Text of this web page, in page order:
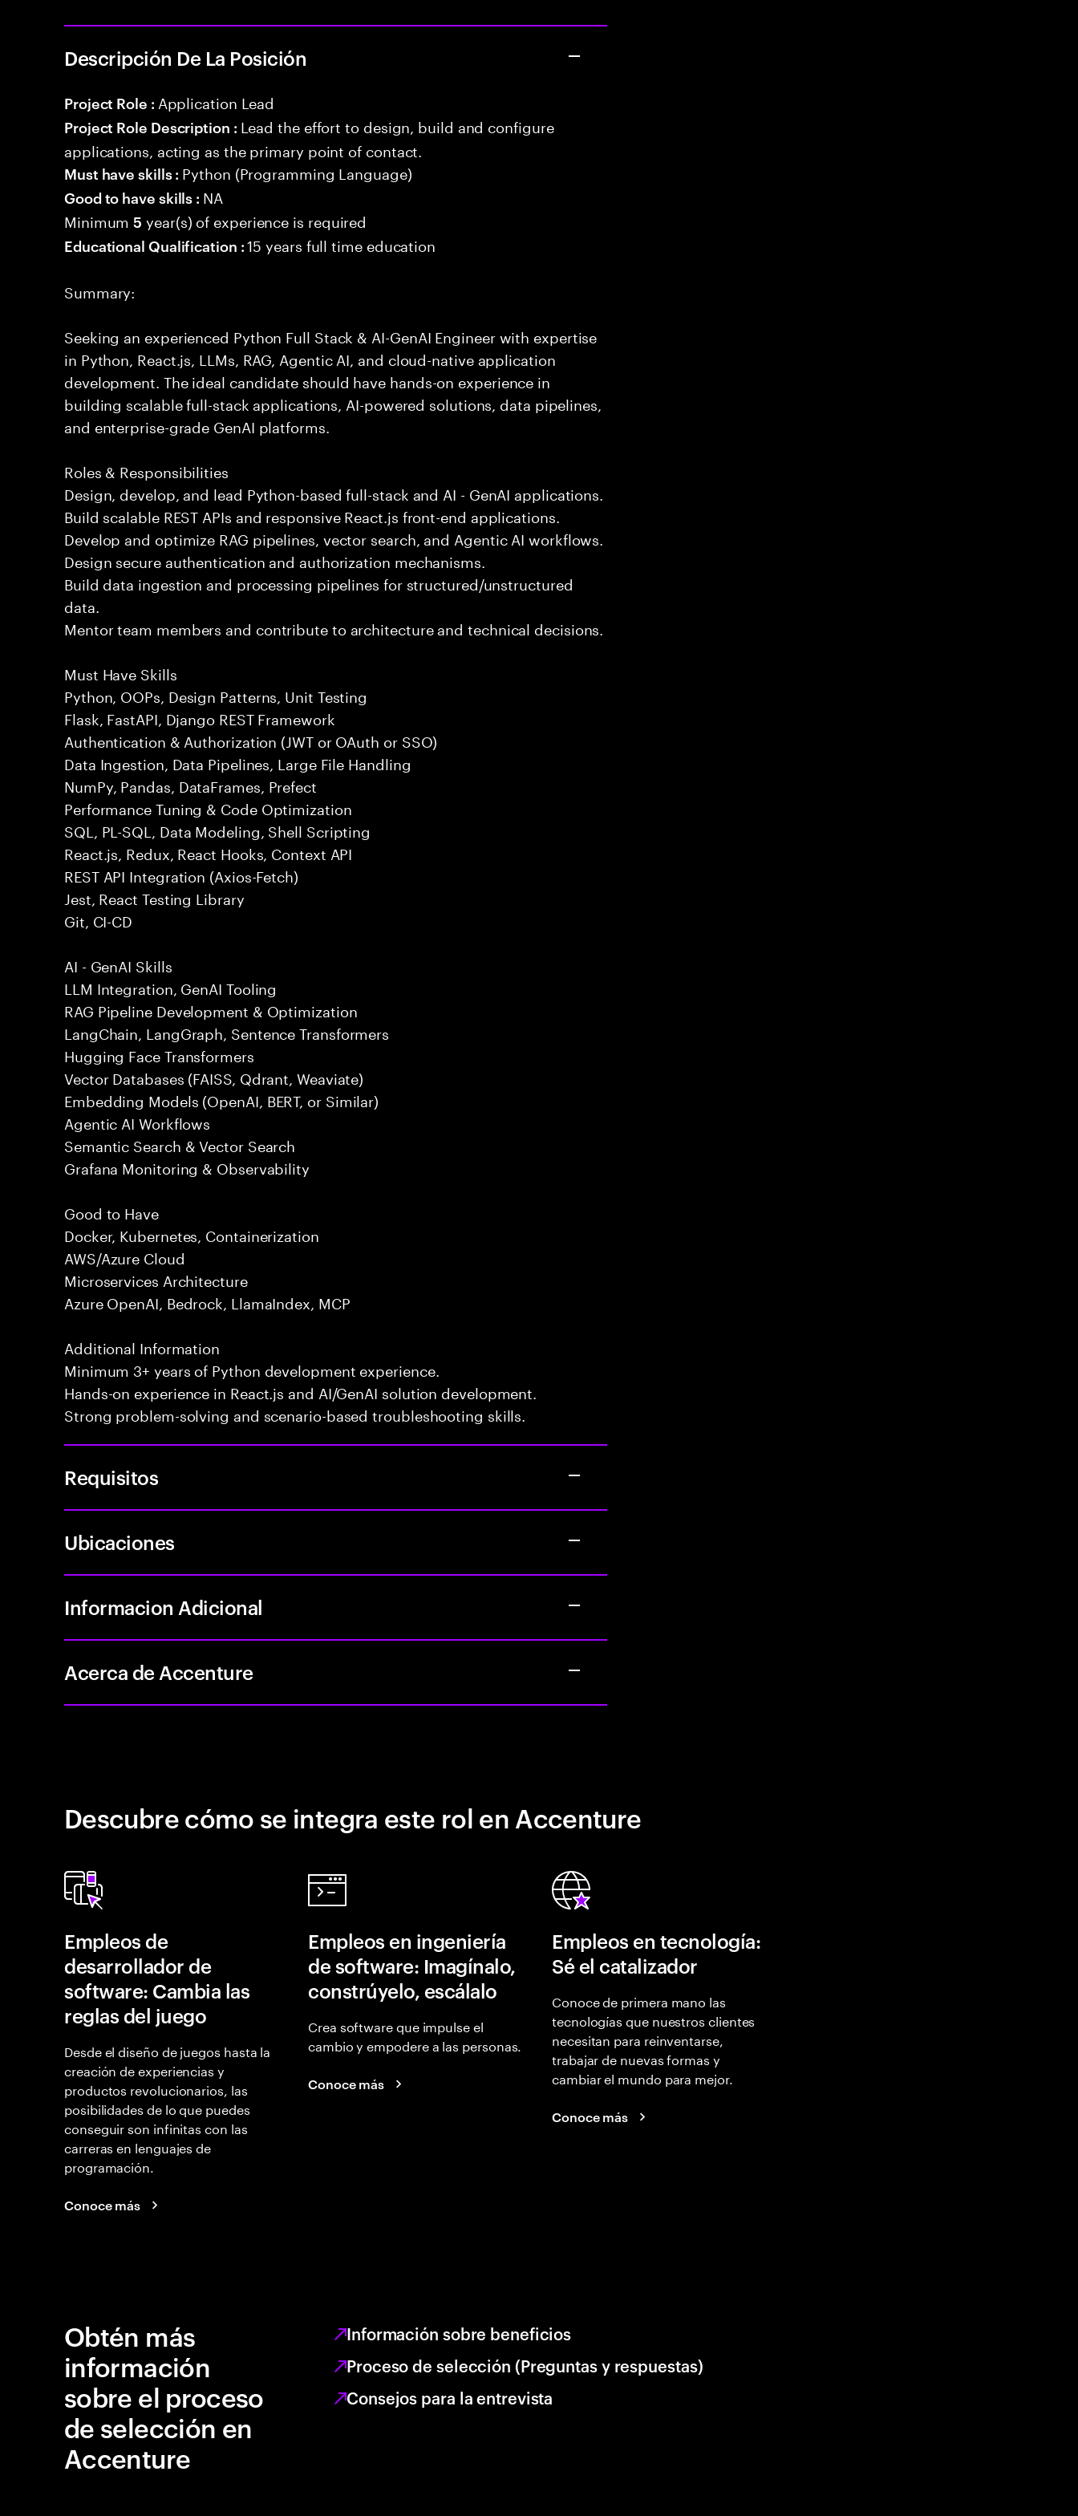
Descripción De La Posición
Project Role : Application Lead
Project Role Description : Lead the effort to design, build and configure
applications, acting as the primary point of contact.
Must have skills : Python (Programming Language)
Good to have skills : NA
Minimum5 year(s) of experience is required
Educational Qualification :15 years full time education
Summary:
Seeking an experienced Python Full Stack & AI-GenAI Engineer with expertise
in Python, React.js, LLMs, RAG, Agentic AI, and cloud-native application
development. The ideal candidate should have hands-on experience in
building scalable full-stack applications, AI-powered solutions, data pipelines,
and enterprise-grade GenAI platforms.
Roles & Responsibilities
Design, develop, and lead Python-based full-stack and AI - GenAI applications.
Build scalable REST APIs and responsive React.js front-end applications.
Develop and optimize RAG pipelines, vector search, and Agentic AI workflows.
Design secure authentication and authorization mechanisms.
Build data ingestion and processing pipelines for structured/unstructured
data.
Mentor team members and contribute to architecture and technical decisions.
Must Have Skills
Python, OOPs, Design Patterns, Unit Testing
Flask, FastAPI, Django REST Framework
Authentication & Authorization (JWT or OAuth or SSO)
Data Ingestion, Data Pipelines, Large File Handling
NumPy, Pandas, DataFrames, Prefect
Performance Tuning & Code Optimization
SQL, PL-SQL, Data Modeling, Shell Scripting
React.js, Redux, React Hooks, Context API
REST API Integration (Axios-Fetch)
Jest, React Testing Library
Git, CI-CD
AI - GenAI Skills
LLM Integration, GenAI Tooling
RAG Pipeline Development & Optimization
LangChain, LangGraph, Sentence Transformers
Hugging Face Transformers
Vector Databases (FAISS, Qdrant, Weaviate)
Embedding Models (OpenAI, BERT, or Similar)
Agentic AI Workflows
Semantic Search & Vector Search
Grafana Monitoring & Observability
Good to Have
Docker, Kubernetes, Containerization
AWS/Azure Cloud
Microservices Architecture
Azure OpenAI, Bedrock, LlamaIndex, MCP
Additional Information
Minimum 3+ years of Python development experience.
Hands-on experience in React.js and AI/GenAI solution development.
Strong problem-solving and scenario-based troubleshooting skills.
Requisitos
Ubicaciones
Informacion Adicional
Acerca de Accenture
Descubre cómo se integra este rol en Accenture
Empleos de
desarrollador de
software: Cambia las
reglas del juego
Desde el diseño de juegos hasta la
creación de experiencias y
productos revolucionarios, las
posibilidades de lo que puedes
conseguir son infinitas con las
carreras en lenguajes de
programación.
Conoce más
Empleos en ingeniería
de software: Imagínalo,
constrúyelo, escálalo
Crea software que impulse el
cambio y empodere a las personas.
Conoce más
Empleos en tecnología:
Sé el catalizador
Conoce de primera mano las
tecnologías que nuestros clientes
necesitan para reinventarse,
trabajar de nuevas formas y
cambiar el mundo para mejor.
Conoce más
Obtén más
información
sobre el proceso
de selección en
Accenture
Información sobre beneficios
Proceso de selección (Preguntas y respuestas)
Consejos para la entrevista